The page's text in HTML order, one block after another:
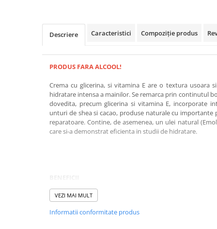
Descriere Caracteristici Compoziție produs
PRODUS FARA ALCOOL!
Crema cu glicerina, si vitamina E are o textura usoara
hidratare intensa a mainilor. Se remarca prin continutul
dovedita, precum glicerina si vitamina E, incorporate
unturi de shea si cacao, produse naturale cu
reparatoare. Contine, de asemenea, un ulei natural
care si-a demonstrat eficienta in studii de hidratare.
- contine principii active cu actiune emolienta si
- reface functia de bariera a pielii afectate de diversi
VEZI MAI MULT
Informatii conformitate produs